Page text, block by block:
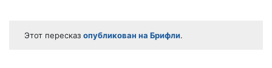
Этот пересказ опубликован на Брифли.